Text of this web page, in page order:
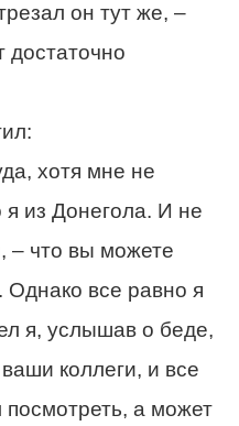
он тут же, –
достаточно
хотя мне не
я из Донегола. И не
– что вы можете
все равно я
я, услышав о беде,
коллеги, и все
а может